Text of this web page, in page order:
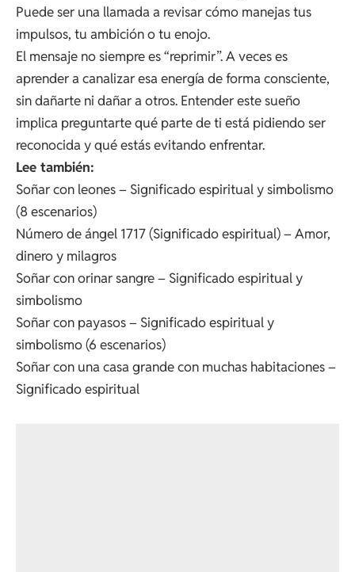
Puede ser una llamada a revisar cómo manejas tus
impulsos, tu ambición o tu enojo.
El mensaje no siempre es “reprimir”. A veces es
aprender a canalizar esa energía de forma consciente,
sin dañarte ni dañar a otros. Entender este sueño
implica preguntarte qué parte de ti está pidiendo ser
reconocida y qué estás evitando enfrentar.
Lee también:
Soñar con leones – Significado espiritual y simbolismo
(8 escenarios)
Número de ángel 1717 (Significado espiritual) – Amor,
dinero y milagros
Soñar con orinar sangre – Significado espiritual y
simbolismo
Soñar con payasos – Significado espiritual y
simbolismo (6 escenarios)
Soñar con una casa grande con muchas habitaciones –
Significado espiritual